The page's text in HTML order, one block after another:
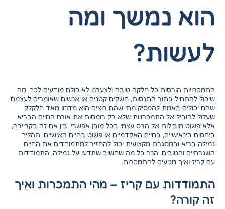
הוא נמשך ומה
לעשות?
התמכרויות הורסות כל חלקה טובה ולצערנו לא כולם מודעים לכך. מה
שיכול להתחיל בתור התנסות, חשקים קטנים או אנשים שאומרים לעצמם
שהם יכולים באמת להפסיק מתי שהם רוצים הוא מדרון מאד חלקלק
שעלול להוביל אל התמכרויות שלא רק רומסות את אורח החיים הבריא
אלא פשוט מובילות אל הרס עצמי בכל מובן אפשרי. בין אם זה בקריירה,
ביחסים בינאישיים, בחיים האקדמיים או פשוט בחיים האישיים. תהליך
גמילה בריא ובמסגרת מקצועית יכול להחזיר למתמודדים את החיים
השגרתיים והטובים. הנה כל מה שחשוב שתדעו על גמילה, התמודדות
עם קריז ואיך מגיעים להתמכרות.
התמודדות עם קריז – מהי התמכרות ואיך
זה קורה?